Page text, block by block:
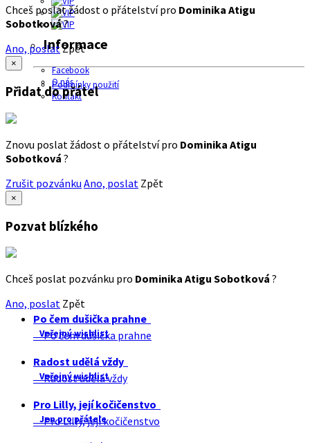
Informace
Facebook
O nás
Podmínky použití
Kontakt
Chceš poslat žádost o přátelství pro Dominika Atigu
Sobotková?
Ano, poslatZpět
×
Přidat do přátel
Znovu poslat žádost o přátelství pro Dominika Atigu
Sobotková ?
Zrušit pozvánku Ano, poslat Zpět
×
Pozvat blízkého
Chceš poslat pozvánku pro Dominika Atigu Sobotková ?
Ano, poslat Zpět
Po čem dušička prahne
Veřejný wishlist
Po čem dušička prahne
Radost udělá vždy
Veřejný wishlist
Radost udělá vždy
Pro Lilly, její kočičenstvo
Jen pro přátele
Pro Lilly, její kočičenstvo